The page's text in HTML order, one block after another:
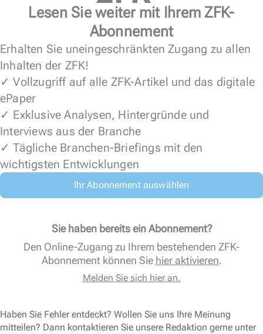
Lesen Sie weiter mit Ihrem ZFK-
Abonnement
Erhalten Sie uneingeschränkten Zugang zu allen
Inhalten der ZFK!
✓ Vollzugriff auf alle ZFK-Artikel und das digitale
ePaper
✓ Exklusive Analysen, Hintergründe und
Interviews aus der Branche
✓ Tägliche Branchen-Briefings mit den
wichtigsten Entwicklungen
Ihr Abonnement auswählen
Sie haben bereits ein Abonnement?
Den Online-Zugang zu Ihrem bestehenden ZFK-
Abonnement können Sie hier aktivieren.
Melden Sie sich hier an.
Haben Sie Fehler entdeckt? Wollen Sie uns Ihre Meinung
mitteilen? Dann kontaktieren Sie unsere Redaktion gerne unter